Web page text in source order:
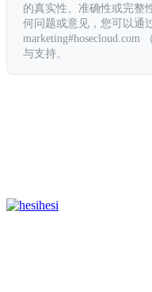
的真实性、准确性或完整
何问题或意见，您可以通
marketing#hosecloud.com
与支持。
hesi